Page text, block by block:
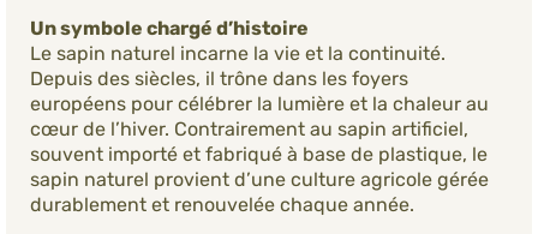
Un symbole chargé d’histoire
Le sapin naturel incarne la vie et la continuité.
Depuis des siècles, il trône dans les foyers
européens pour célébrer la lumière et la chaleur au
cœur de l’hiver. Contrairement au sapin artificiel,
souvent importé et fabriqué à base de plastique, le
sapin naturel provient d’une culture agricole gérée
durablement et renouvelée chaque année.